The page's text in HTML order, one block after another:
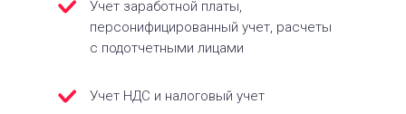
Учет заработной платы,
персонифицированный учет, расчеты
с подотчетными лицами
Учет НДС и налоговый учет